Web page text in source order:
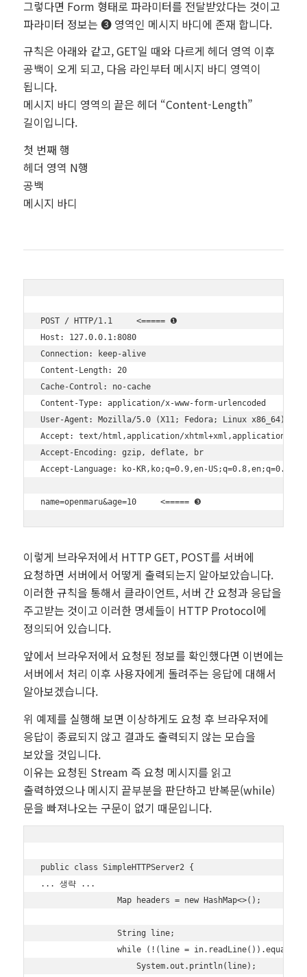
그렇다면 Form 형태로 파라미터를 전달받았다는 것이고
파라미터 정보는 ❸ 영역인 메시지 바디에 존재 합니다.
규칙은 아래와 같고, GET일 때와 다르게 헤더 영역 이후
공백이 오게 되고, 다음 라인부터 메시지 바디 영역이
됩니다.
메시지 바디 영역의 끝은 헤더 “Content-Length”
길이입니다.
첫 번째 행
헤더 영역 N행
공백
메시지 바디
POST / HTTP/1.1     <===== ❶
Host: 127.0.0.1:8080
Connection: keep-alive
Content-Length: 20
Cache-Control: no-cache
Content-Type: application/x-www-form-urlencoded
User-Agent: Mozilla/5.0 (X11; Fedora; Linux x86_64)
Accept: text/html,application/xhtml+xml,application/
Accept-Encoding: gzip, deflate, br
Accept-Language: ko-KR,ko;q=0.9,en-US;q=0.8,en;q=0.7
이렇게 브라우저에서 HTTP GET, POST를 서버에
요청하면 서버에서 어떻게 출력되는지 알아보았습니다.
이러한 규칙을 통해서 클라이언트, 서버 간 요청과 응답을
주고받는 것이고 이러한 명세들이 HTTP Protocol에
정의되어 있습니다.
앞에서 브라우저에서 요청된 정보를 확인했다면 이번에는
서버에서 처리 이후 사용자에게 돌려주는 응답에 대해서
알아보겠습니다.
위 예제를 실행해 보면 이상하게도 요청 후 브라우저에
응답이 종료되지 않고 결과도 출력되지 않는 모습을
보았을 것입니다.
이유는 요청된 Stream 즉 요청 메시지를 읽고
출력하였으나 메시지 끝부분을 판단하고 반복문(while)
문을 빠져나오는 구문이 없기 때문입니다.
public class SimpleHTTPServer2 {
... 생략 ...
                Map
headers = new HashMap<>();
                String line;
while (!(line =
                    System.out.println(line);